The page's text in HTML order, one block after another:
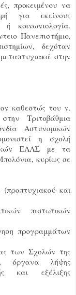
προκειμένου να
για εκείνους
κοινωνιολογία.
Πανεπιστήμιο,
δεχόταν
στην
καθεστώς του ν.
Τριτοβάθμια
Αστυνομικών
η σχολή
ΕΛΑΣ με τα
κυρίως σε
και
πιστωτικών
προγραμμάτων
των Σχολών της
όργανα λήψης
και εξέλιξης